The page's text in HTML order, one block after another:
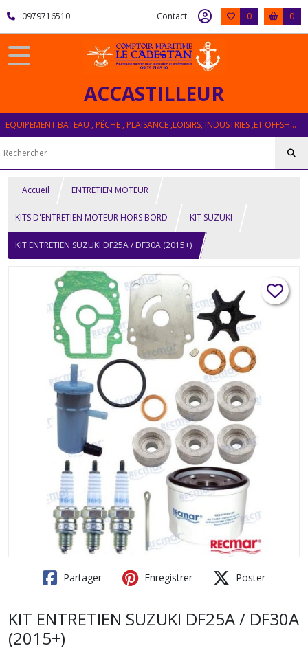
0979716510 Contact 0 0
ACCASTILLEUR
EQUIPEMENT BATEAU , PÊCHE , PLAISANCE ,LOISIRS, INDUSTRIES ,ET OFFSHORE
Accueil ENTRETIEN MOTEUR
KITS D'ENTRETIEN MOTEUR HORS BORD KIT SUZUKI
KIT ENTRETIEN SUZUKI DF25A / DF30A (2015+)
Partager Enregistrer Poster
KIT ENTRETIEN SUZUKI DF25A / DF30A
(2015+)